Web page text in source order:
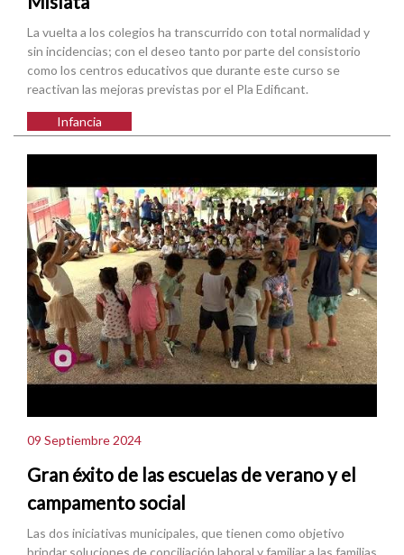
La vuelta a los colegios ha transcurrido con total normalidad y
sin incidencias; con el deseo tanto por parte del consistorio
como los centros educativos que durante este curso se
reactivan las mejoras previstas por el Pla Edificant.
Infancia
09 Septiembre 2024
Gran éxito de las escuelas de verano y el
campamento social
Las dos iniciativas municipales, que tienen como objetivo
brindar soluciones de conciliación laboral y familiar a las familias